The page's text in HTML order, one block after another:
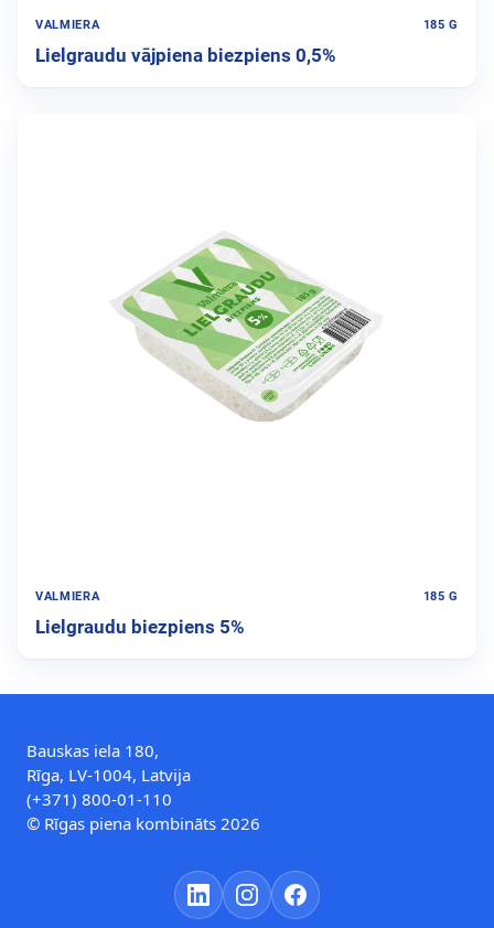
VALMIERA 185 G
Lielgraudu vājpiena biezpiens 0,5%
VALMIERA 185 G
Lielgraudu biezpiens 5%
Bauskas iela 180,
Rīga, LV-1004, Latvija
(+371) 800-01-110
© Rīgas piena kombināts 2026